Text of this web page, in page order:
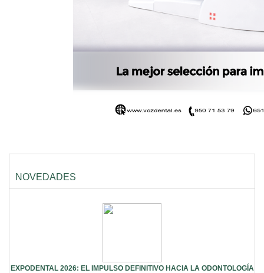
NOVEDADES
EXPODENTAL 2026: EL IMPULSO DEFINITIVO HACIA LA ODONTOLOGÍA